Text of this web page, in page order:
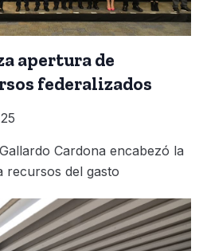
apertura de
federalizados
25
Cardona encabezó la
recursos del gasto